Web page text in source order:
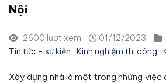
Nội
2600 lượt xem
01/12/2023
Tin tức - sự kiện
Kinh nghiệm thi công
Xây dựng nhà là một trong những